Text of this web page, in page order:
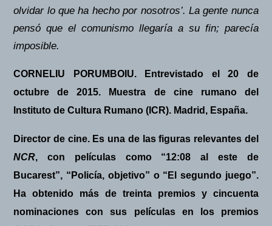
olvidar lo que ha hecho por nosotros’. La gente nunca
pensó que el comunismo llegaría a su fin; parecía
imposible.
CORNELIU PORUMBOIU.Entrevistado el 20 de
octubre de 2015. Muestra de cine rumano del
Instituto de Cultura Rumano (ICR). Madrid, España.
Director de cine. Es una de las figuras relevantes del
NCR, con películas como “12:08 al este de
Bucarest”, “ Policía, objetivo” o “El segundo juego”.
Ha obtenido más de treinta premios y cincuenta
nominaciones con sus películas en los premios